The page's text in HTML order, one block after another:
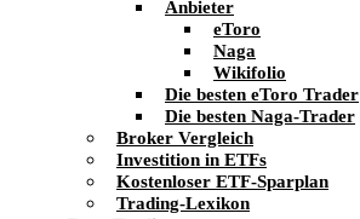
Anbieter
eToro
Naga
Wikifolio
Die besten eToro Trader
Die besten Naga-Trader
Broker Vergleich
Investition in ETFs
Kostenloser ETF-Sparplan
Trading-Lexikon